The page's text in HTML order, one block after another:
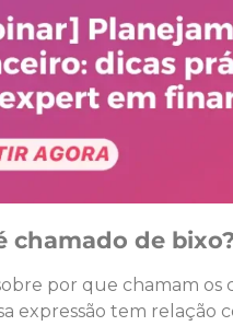
chamado de
por que chamam os
expressão tem